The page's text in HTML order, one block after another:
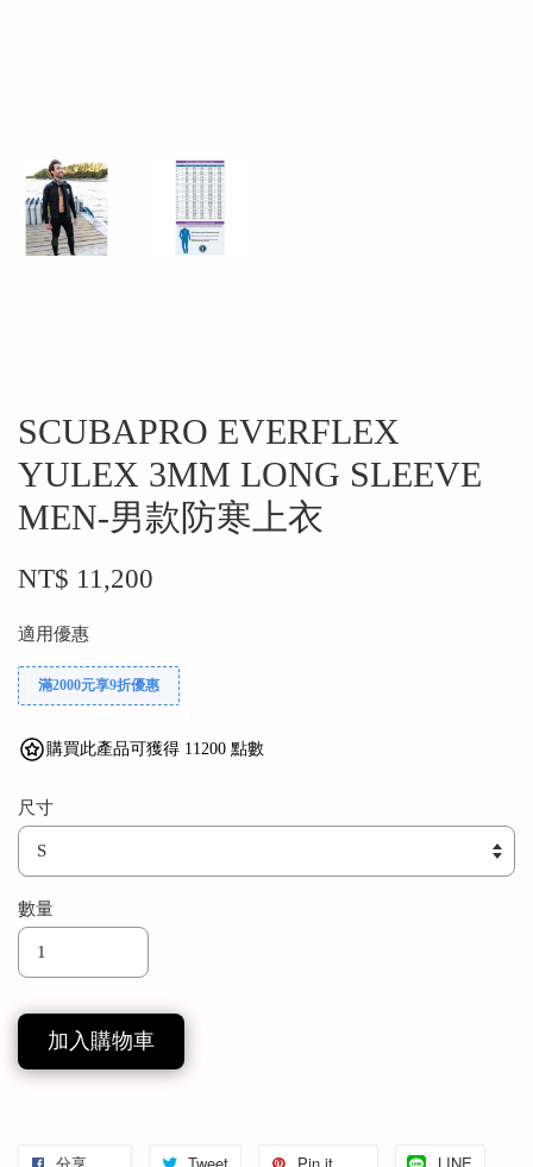
SCUBAPRO EVERFLEX
YULEX 3MM LONG SLEEVE
MEN-男款防寒上衣
NT$ 11,200
適用優惠
滿2000元享9折優惠
購買此產品可獲得 11200 點數
尺寸
數量
加入購物車